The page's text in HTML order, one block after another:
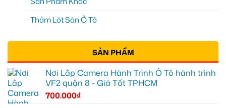
Thảm Lót Sàn Ô Tô
SẢN PHẨM
Nơi Lắp Camera Hành Trình Ô Tô hành trình
VF2 quận 8 - Giá Tốt TPHCM
700.000₫